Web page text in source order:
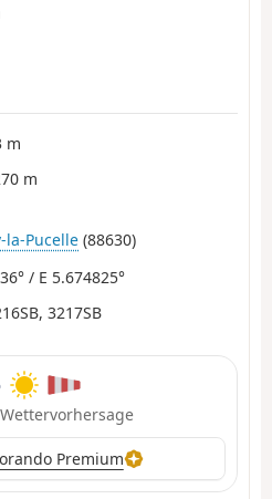
m
m
la-Pucelle (88630)
/ E 5.674825°
3217SB
Premium